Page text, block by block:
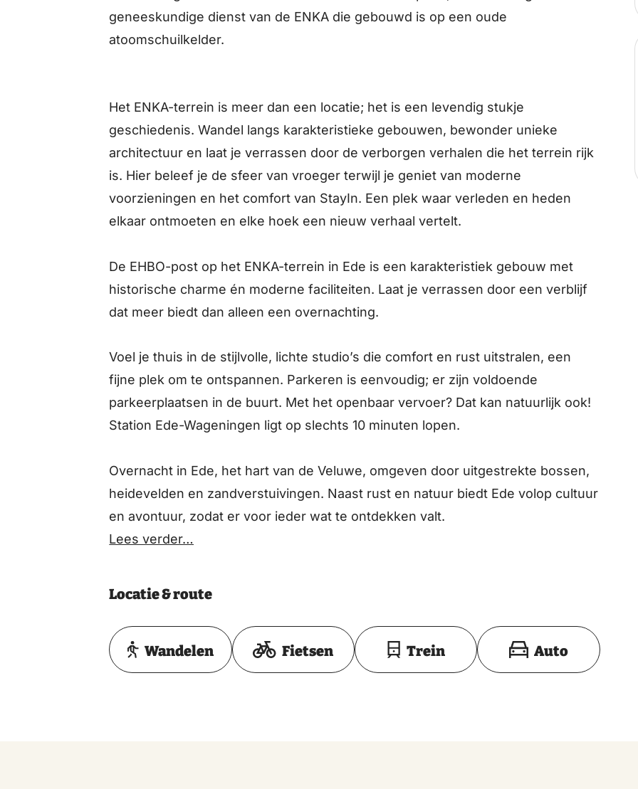
geneeskundige dienst van de ENKA die gebouwd is op een oude
atoomschuilkelder.
Het ENKA-terrein is meer dan een locatie; het is een levendig stukje
geschiedenis. Wandel langs karakteristieke gebouwen, bewonder unieke
architectuur en laat je verrassen door de verborgen verhalen die het terrein rijk
is. Hier beleef je de sfeer van vroeger terwijl je geniet van moderne
voorzieningen en het comfort van StayIn. Een plek waar verleden en heden
elkaar ontmoeten en elke hoek een nieuw verhaal vertelt.
De EHBO-post op het ENKA-terrein in Ede is een karakteristiek gebouw met
historische charme én moderne faciliteiten. Laat je verrassen door een verblijf
dat meer biedt dan alleen een overnachting.
Voel je thuis in de stijlvolle, lichte studio’s die comfort en rust uitstralen, een
fijne plek om te ontspannen. Parkeren is eenvoudig; er zijn voldoende
parkeerplaatsen in de buurt. Met het openbaar vervoer? Dat kan natuurlijk ook!
Station Ede-Wageningen ligt op slechts 10 minuten lopen.
Overnacht in Ede, het hart van de Veluwe, omgeven door uitgestrekte bossen,
heidevelden en zandverstuivingen. Naast rust en natuur biedt Ede volop cultuur
en avontuur, zodat er voor ieder wat te ontdekken valt.
Lees verder…
Locatie & route
Toon op kaart
Wandelen Fietsen Trein Auto